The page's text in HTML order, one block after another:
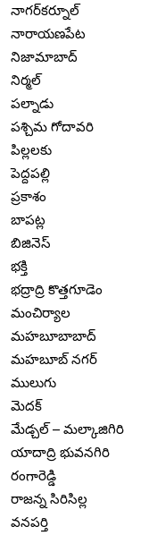
నాగర్‌కర్నూల్
నారాయణపేట
నిజామాబాద్
నిర్మల్
పల్నాడు
పశ్చిమ గోదావరి
పిల్లలకు
పెద్దపల్లి
ప్రకాశం
బాపట్ల
బిజినెస్
భక్తి
భద్రాద్రి కొత్తగూడెం
మంచిర్యాల
మహబూబాబాద్
మహబూబ్ నగర్
ములుగు
మెదక్
మేడ్చల్ – మల్కాజిగిరి
యాదాద్రి భువనగిరి
రంగారెడ్డి
రాజన్న సిరిసిల్ల
వనపర్తి